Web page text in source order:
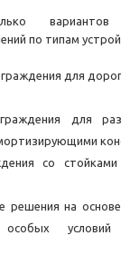
по типам
для
для
со
решения на
условий